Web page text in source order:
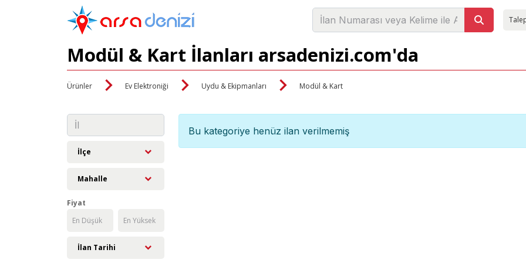
Modül & Kart İlanları arsadenizi.com'da
Ürünler Ev Elektroniği Uydu & Ekipmanları Modül & Kart
İlçe
Mahalle
Fiyat
İlan Tarihi
Bu kategoriye henüz ilan verilmemiş